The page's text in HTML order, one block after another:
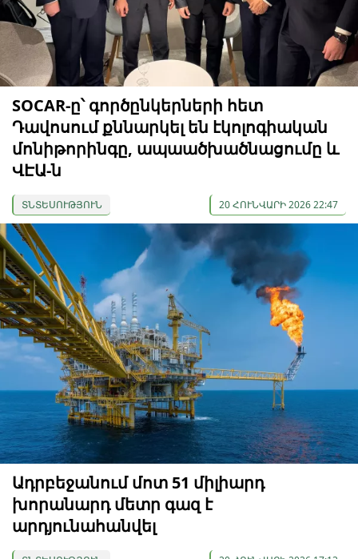
SOCAR-ը՝ գործընկերների հետ
Դավոսում քննարկել են էկոլոգիական
մոնիթորինգը, ապաածխածնացումը և
ՎԷԱ-ն
ՏՆՏԵՍՈՒԹՅՈՒՆ 20 ՀՈՒՆՎԱՐԻ 2026 22:47
Ադրբեջանում մոտ 51 միլիարդ
խորանարդ մետր գազ է
արդյունահանվել